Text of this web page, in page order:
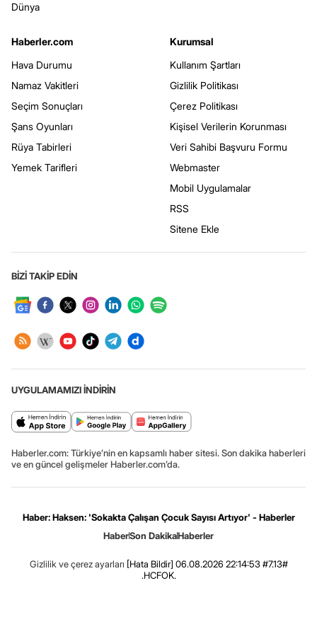
Dünya
Haberler.com
Hava Durumu
Namaz Vakitleri
Seçim Sonuçları
Şans Oyunları
Rüya Tabirleri
Yemek Tarifleri
Kurumsal
Kullanım Şartları
Gizlilik Politikası
Çerez Politikası
Kişisel Verilerin Korunması
Veri Sahibi Başvuru Formu
Webmaster
Mobil Uygulamalar
RSS
Sitene Ekle
BİZİ TAKİP EDİN
UYGULAMAMIZI İNDİRİN
Haberler.com: Türkiye’nin en kapsamlı haber sitesi. Son dakika haberleri
ve en güncel gelişmeler Haberler.com’da.
Haber: Haksen: 'Sokakta Çalışan Çocuk Sayısı Artıyor' - Haberler
HaberSon DakikaHaberler
Gizlilik ve çerez ayarları [Hata Bildir] 06.08.2026 22:14:53 #7.13#
.HCFOK.